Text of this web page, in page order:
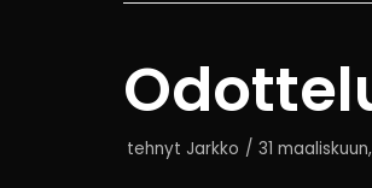
tehnyt Jarkko 31